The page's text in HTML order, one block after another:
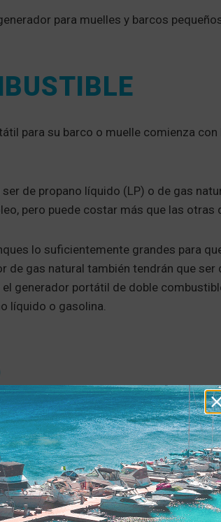
para muelles y barcos
para su barco o muelle comienza
de propano líquido (LP) o de gas
pero puede costar más que las otras
lo suficientemente grandes para
gas natural también tendrán que ser
generador portátil de doble
líquido o gasolina.
si tiene varios vecinos o
con niveles de ruido más bajos.
marinos silenciosos incluyen el: